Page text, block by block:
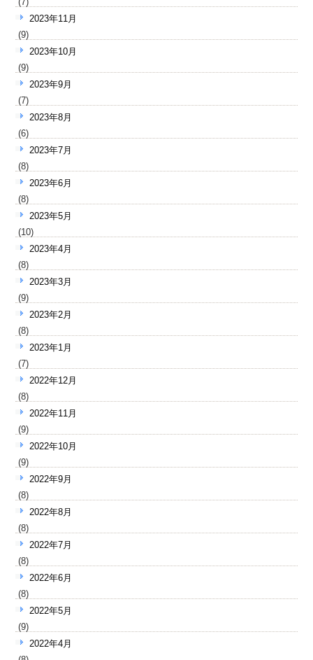
2023年11月
(9)
2023年10月
(9)
2023年9月
(7)
2023年8月
(6)
2023年7月
(8)
2023年6月
(8)
2023年5月
(10)
2023年4月
(8)
2023年3月
(9)
2023年2月
(8)
2023年1月
(7)
2022年12月
(8)
2022年11月
(9)
2022年10月
(9)
2022年9月
(8)
2022年8月
(8)
2022年7月
(8)
2022年6月
(8)
2022年5月
(9)
2022年4月